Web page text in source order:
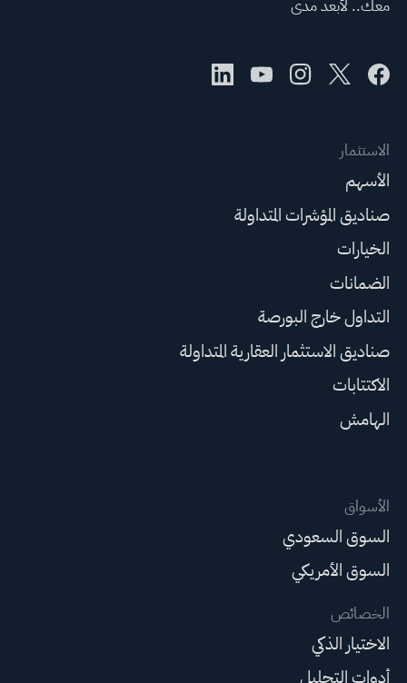
معك.. لأبعد مدى
الاستثمار
الأسهم
صناديق المؤشرات المتداولة
الخيارات
الضمانات
التداول خارج البورصة
صناديق الاستثمار العقارية المتداولة
الاكتتابات
الهامش
الأسواق
السوق السعودي
السوق الأمريكي
الخصائص
الاختيار الذكي
أدوات التحليل